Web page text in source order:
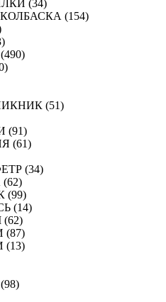
(34)
(154)
(51)
(61)
(34)
(14)